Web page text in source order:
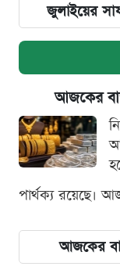
জুলাইয়ের
আজকের
পার্থক্য রয়েছে।
আজকের